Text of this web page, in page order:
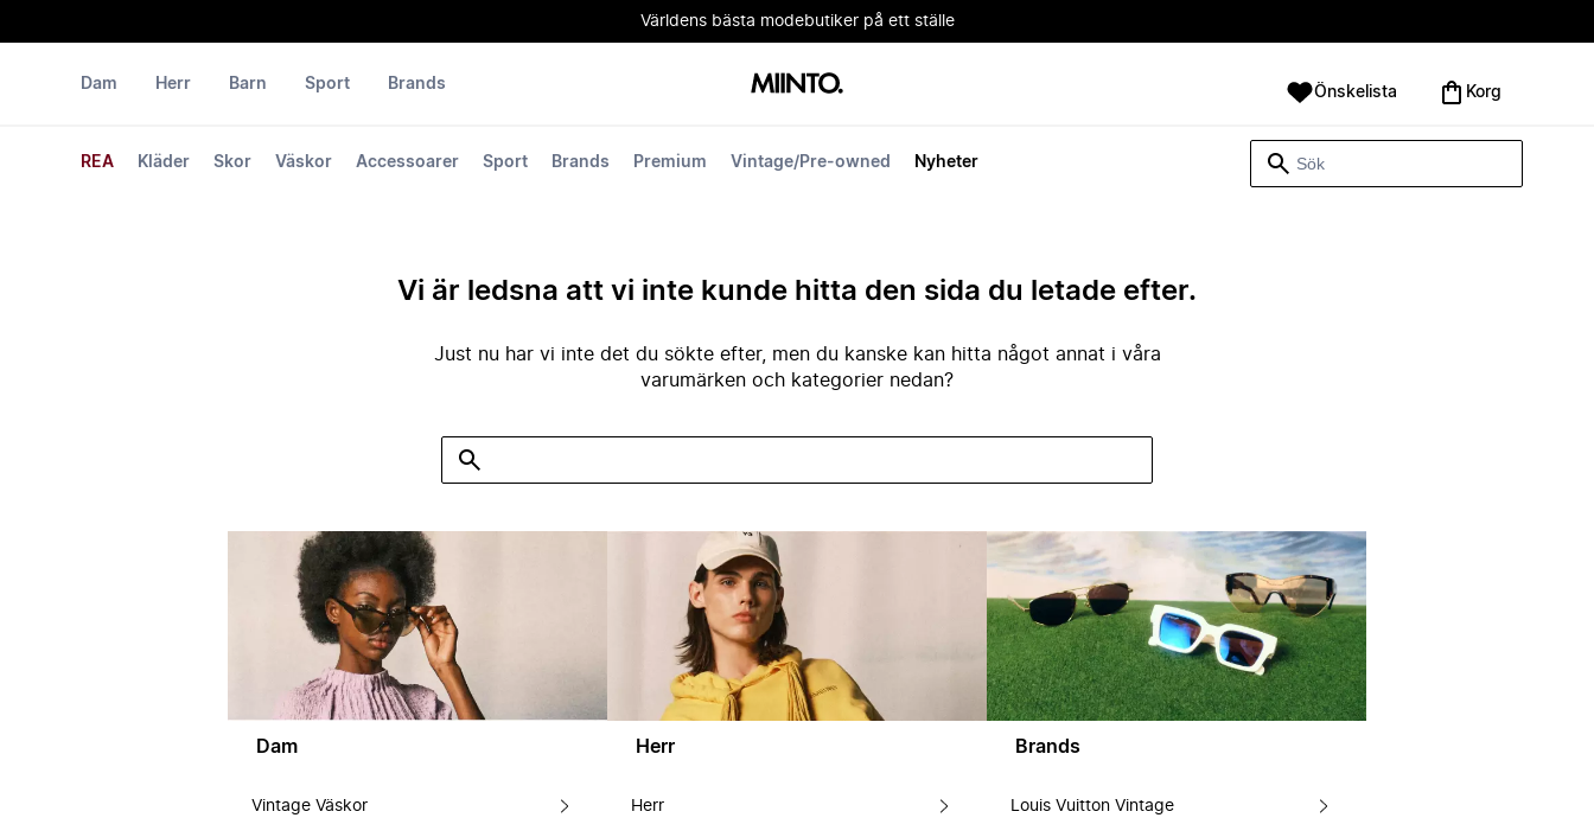
Världens bästa modebutiker på ett ställe
Dam
REA Kläder Skor Väskor Accessoarer Sport Brands Premium Vintage/Pre-owned Nyheter
Herr Barn Sport Brands Önskelista Korg
Vi är ledsna att vi inte kunde hitta den sida du letade efter.
Just nu har vi inte det du sökte efter, men du kanske kan hitta något annat i våra
varumärken och kategorier nedan?
Dam
Vintage Väskor
Herr
Herr
Brands
Louis Vuitton Vintage